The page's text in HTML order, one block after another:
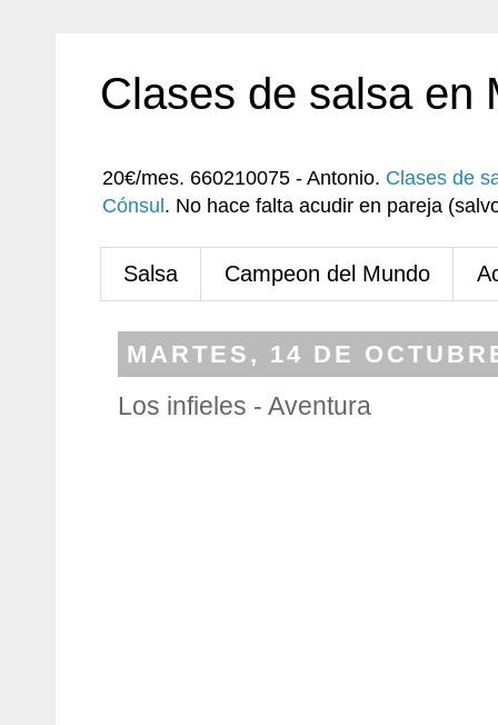
Clases de salsa en
20€/mes. 660210075 - Antonio. Clases de
Cónsul . No hace falta acudir en pareja
Salsa Campeon del Mundo
MARTES, 14 DE
Los infieles - Aventura